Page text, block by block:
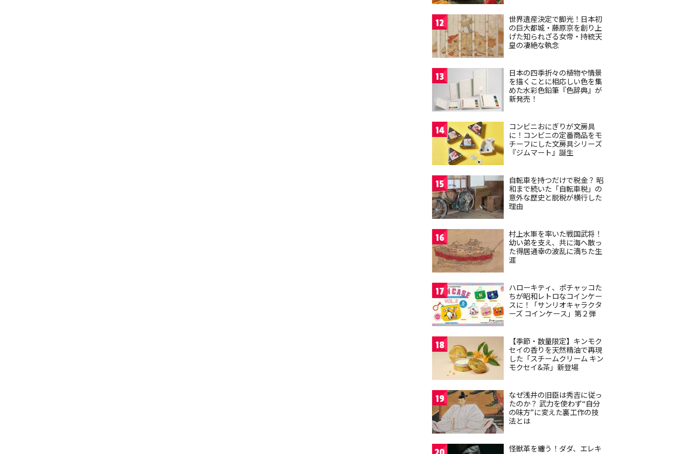
12
世界遺産決定で脚光！日本初
の巨大都城・藤原京を創り上
げた知られざる女帝・持統天
皇の凄絶な執念
13
日本の四季折々の植物や情景
を描くことに相応しい色を集
めた水彩色鉛筆『色辞典』が
新発売！
14
コンビニおにぎりが文房具
に！コンビニの定番商品をモ
チーフにした文房具シリーズ
『ジムマート』誕生
15
自転車を持つだけで税金？ 昭
和まで続いた「自転車税」の
意外な歴史と脱税が横行した
理由
16
村上水軍を率いた戦国武将！
幼い弟を支え、共に海へ散っ
た得居通幸の波乱に満ちた生
涯
17
ハローキティ、ポチャッコた
ちが昭和レトロなコインケー
スに！「サンリオキャラクタ
ーズ コインケース」第２弾
18
【季節・数量限定】キンモク
セイの香りを天然精油で再現
した「スチームクリーム キン
モクセイ&茶」新登場
19
なぜ浅井の旧臣は秀吉に従っ
たのか？ 武力を使わず“自分
の味方”に変えた裏工作の技
法とは
怪獣革を纏う！ダダ、エレキ